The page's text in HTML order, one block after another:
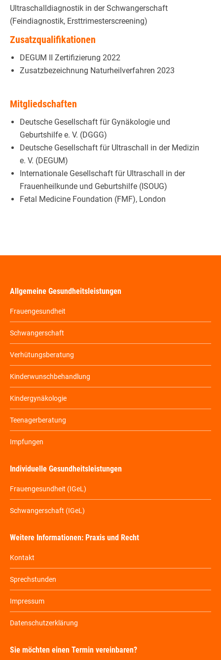
Ultraschalldiagnostik in der Schwangerschaft
(Feindiagnostik, Ersttrimesterscreening)
Zusatzqualifikationen
DEGUM II Zertifizierung 2022
Zusatzbezeichnung Naturheilverfahren 2023
Mitgliedschaften
Deutsche Gesellschaft für Gynäkologie und
Geburtshilfe e. V. (DGGG)
Deutsche Gesellschaft für Ultraschall in der Medizin
e. V. (DEGUM)
Internationale Gesellschaft für Ultraschall in der
Frauenheilkunde und Geburtshilfe (ISOUG)
Fetal Medicine Foundation (FMF), London
Allgemeine Gesundheitsleistungen
Frauengesundheit
Schwangerschaft
Verhütungsberatung
Kinderwunschbehandlung
Kindergynäkologie
Teenagerberatung
Impfungen
Individuelle Gesundheitsleistungen
Frauengesundheit (IGeL)
Schwangerschaft (IGeL)
Weitere Informationen: Praxis und Recht
Kontakt
Sprechstunden
Impressum
Datenschutzerklärung
Sie möchten einen Termin vereinbaren?